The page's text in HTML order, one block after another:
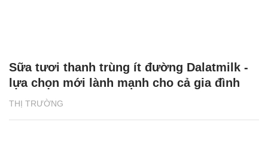
THỊ TRƯỜNG
Sữa tươi thanh trùng ít đường Dalatmilk -
lựa chọn mới lành mạnh cho cả gia đình